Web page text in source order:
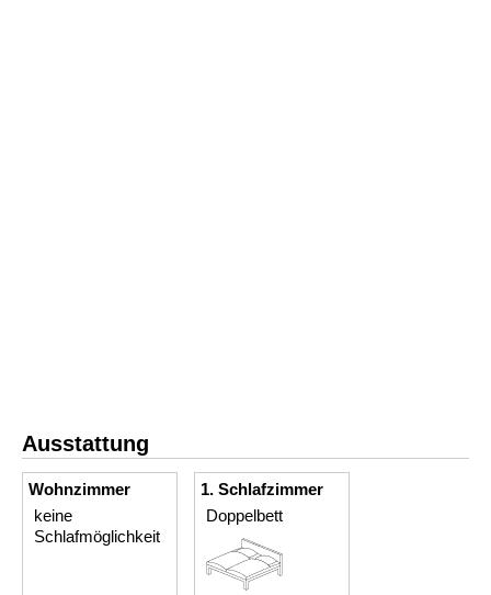
Ausstattung
Wohnzimmer
keine
Schlafmöglichkeit
1. Schlafzimmer
Doppelbett